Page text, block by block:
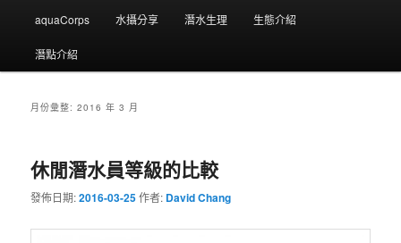
aquaCorps 水攝分享 潛水生理 生態介紹
潛點介紹
月份彙整:2016 年 3 月
休閒潛水員等級的比較
發佈日期:2016-03-25作者: David Chang